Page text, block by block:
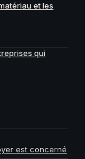
et les
qui
est concerné